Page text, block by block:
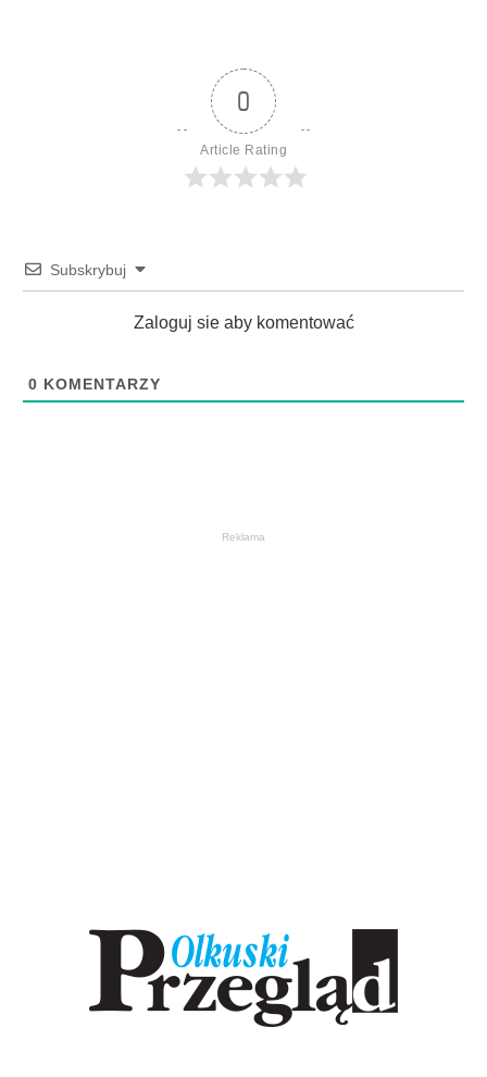
0
Article Rating
Subskrybuj
Zaloguj sie aby komentować
0 KOMENTARZY
Reklama